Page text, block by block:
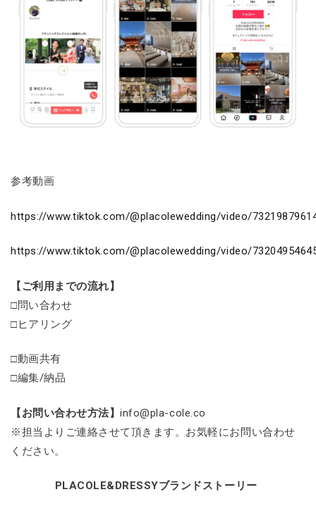
参考動画
https://www.tiktok.com/@placolewedding/video/
https://www.tiktok.com/@placolewedding/video/
【ご利用までの流れ】
□問い合わせ
□ヒアリング
□動画共有
□編集/納品
【お問い合わせ方法】info@pla-cole.co
※担当よりご連絡させて頂きます。お気軽にお問い合わせ
ください。
PLACOLE&DRESSYブランドストーリー